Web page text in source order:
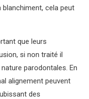
blanchiment, cela peut
que leurs
si non traité il
parodontales. En
alignement peuvent
des